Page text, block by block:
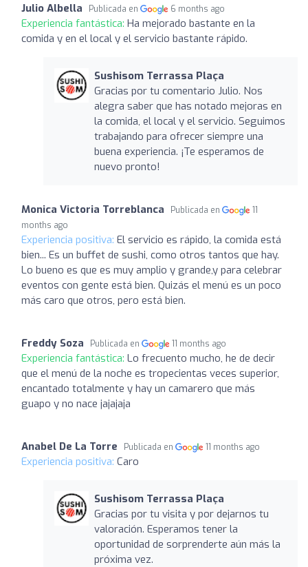
Julio Albella Publicada en 6 months ago
Experiencia fantástica: Ha mejorado bastante en la
comida y en el local y el servicio bastante rápido.
Sushisom Terrassa Plaça
Gracias por tu comentario Julio. Nos
alegra saber que has notado mejoras en
la comida, el local y el servicio. Seguimos
trabajando para ofrecer siempre una
buena experiencia. ¡Te esperamos de
nuevo pronto!
Monica Victoria Torreblanca Publicada en
11
months ago
Experiencia positiva: El servicio es rápido, la comida está
bien... Es un buffet de sushi, como otros tantos que hay.
Lo bueno es que es muy amplio y grande,y para celebrar
eventos con gente está bien. Quizás el menú es un poco
más caro que otros, pero está bien.
Freddy Soza Publicada en 11 months ago
Experiencia fantástica: Lo frecuento mucho, he de decir
que el menú de la noche es tropecientas veces superior,
encantado totalmente y hay un camarero que más
guapo y no nace jajajaja
Anabel De La Torre Publicada en 11 months ago
Experiencia positiva: Caro
Sushisom Terrassa Plaça
Gracias por tu visita y por dejarnos tu
valoración. Esperamos tener la
oportunidad de sorprenderte aún más la
próxima vez.